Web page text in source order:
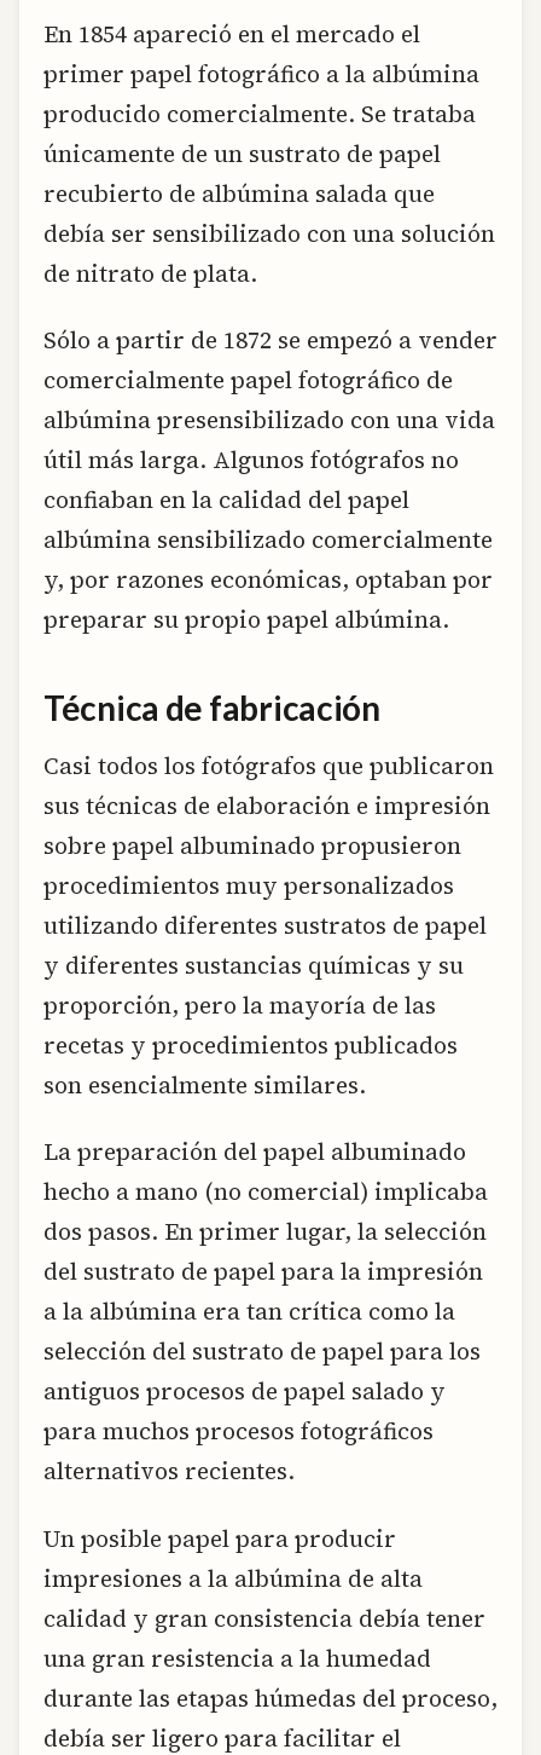
En 1854 apareció en el mercado el
primer papel fotográfico a la albúmina
producido comercialmente. Se trataba
únicamente de un sustrato de papel
recubierto de albúmina salada que
debía ser sensibilizado con una solución
de nitrato de plata.
Sólo a partir de 1872 se empezó a vender
comercialmente papel fotográfico de
albúmina presensibilizado con una vida
útil más larga. Algunos fotógrafos no
confiaban en la calidad del papel
albúmina sensibilizado comercialmente
y, por razones económicas, optaban por
preparar su propio papel albúmina.
Técnica de fabricación
Casi todos los fotógrafos que publicaron
sus técnicas de elaboración e impresión
sobre papel albuminado propusieron
procedimientos muy personalizados
utilizando diferentes sustratos de papel
y diferentes sustancias químicas y su
proporción, pero la mayoría de las
recetas y procedimientos publicados
son esencialmente similares.
La preparación del papel albuminado
hecho a mano (no comercial) implicaba
dos pasos. En primer lugar, la selección
del sustrato de papel para la impresión
a la albúmina era tan crítica como la
selección del sustrato de papel para los
antiguos procesos de papel salado y
para muchos procesos fotográficos
alternativos recientes.
Un posible papel para producir
impresiones a la albúmina de alta
calidad y gran consistencia debía tener
una gran resistencia a la humedad
durante las etapas húmedas del proceso,
debía ser ligero para facilitar el